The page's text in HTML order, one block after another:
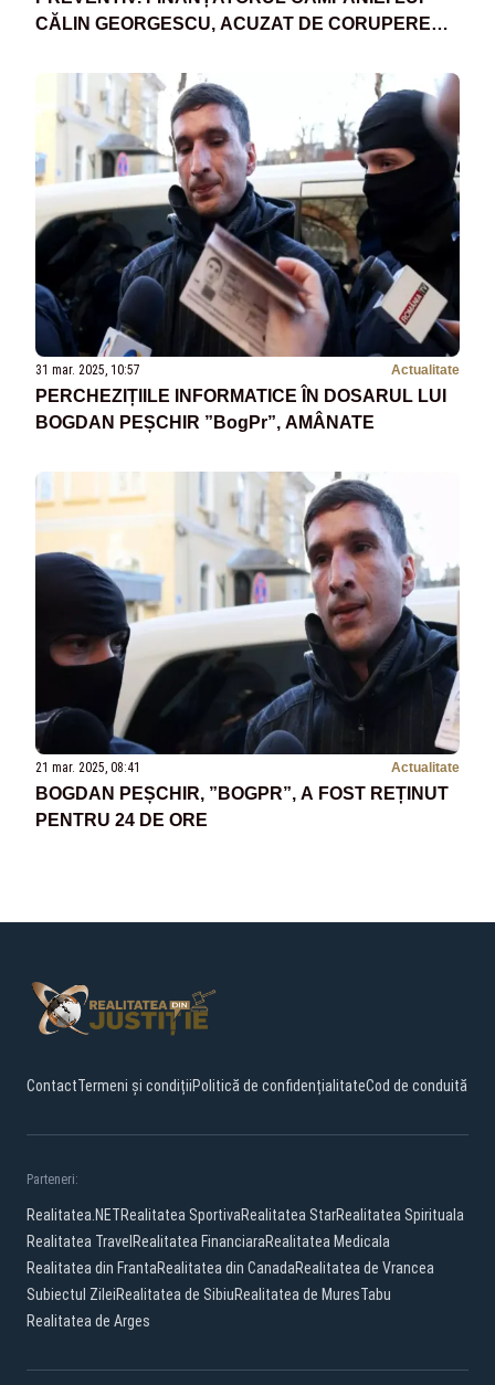
CĂLIN GEORGESCU, ACUZAT DE CORUPEREA
31 mar. 2025, 10:57 Actualitate
PERCHEZIȚIILE INFORMATICE ÎN DOSARUL LUI
BOGDAN PEȘCHIR ”BogPr”, AMÂNATE
21 mar. 2025, 08:41 Actualitate
BOGDAN PEȘCHIR, ”BOGPR”, A FOST REȚINUT
PENTRU 24 DE ORE
ContactTermeni și condițiiPolitică de confidențialitateCod de conduită
Parteneri:
Realitatea.NETRealitatea SportivaRealitatea StarRealitatea Spirituala
Realitatea Travel Realitatea FinanciaraRealitatea Medicala
Realitatea din FrantaRealitatea din CanadaRealitatea de Vrancea
Subiectul ZileiRealitatea de SibiuRealitatea de MuresTabu
Realitatea de Arges